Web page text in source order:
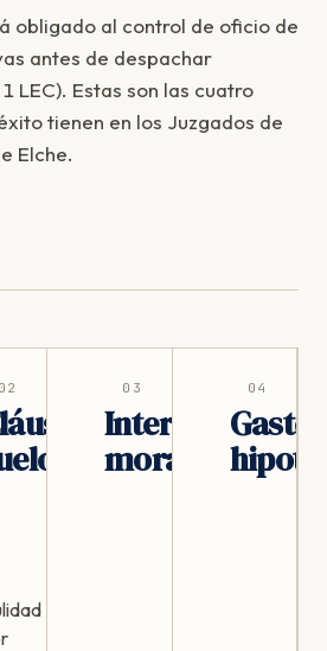
obligado al control de oficio de
antes de despachar
LEC). Estas son las cuatro
tienen en los Juzgados de
Elche.
02 03
Intereses
moratorios
04
Gastos